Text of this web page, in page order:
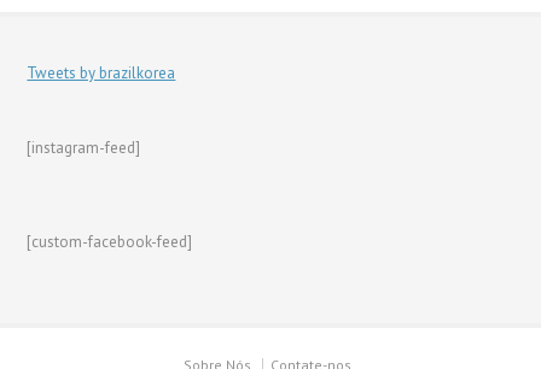
Tweets by brazilkorea
[instagram-feed]
[custom-facebook-feed]
Sobre Nós Contate-nos